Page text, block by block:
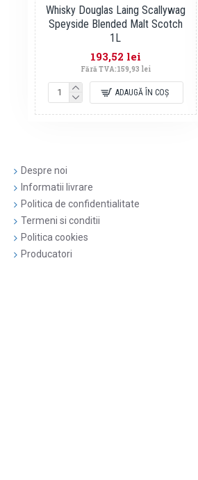
Whisky Douglas Laing Scallywag
Speyside Blended Malt Scotch
1L
193,52 lei
Fără TVA:159,93 lei
ADAUGĂ ÎN COŞ
Despre noi
Informatii livrare
Politica de confidentialitate
Termeni si conditii
Politica cookies
Producatori